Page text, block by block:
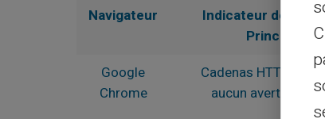
Navigateur
Indicateur de
Principal
Google
Chrome
Cadenas HTTPS
aucun